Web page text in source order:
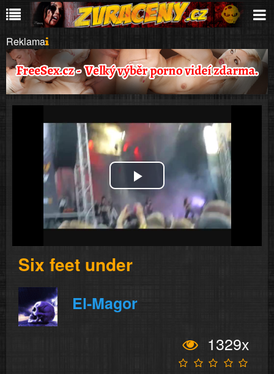
Reklama
Play
Video
Six feet under
El-Magor
1329x